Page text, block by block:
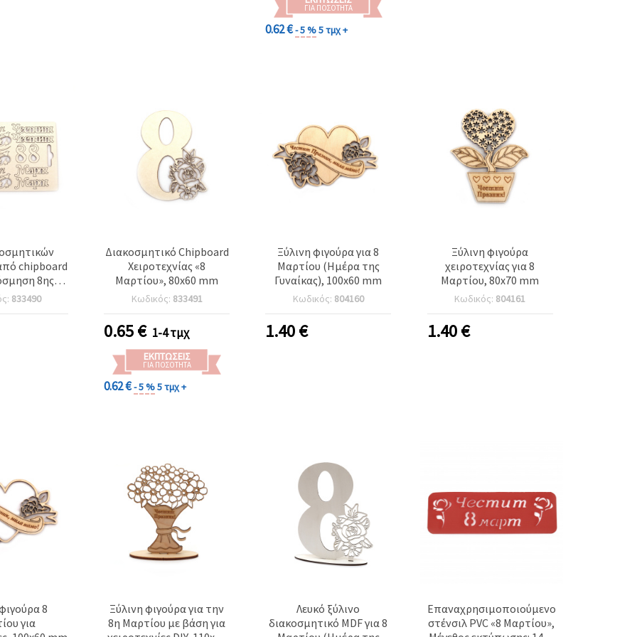
ΓΙΑ ΠΟΣΌΤΗΤΑ
0.62 €- 5 %5 τμχ +
chipboard
8ης
833490
Διακοσμητικό Chipboard
Χειροτεχνίας «8
Μαρτίου», 80x60 mm
Κωδικός: 833491
0.65€ 1-4 τμχ
ΕΚΠΤΏΣΕΙΣ
ΓΙΑ ΠΟΣΌΤΗΤΑ
0.62 €- 5 %5 τμχ +
Ξύλινη φιγούρα για 8
Μαρτίου (Ημέρα της
Γυναίκας), 100x60 mm
Κωδικός: 804160
1.40€
Ξύλινη φιγούρα
χειροτεχνίας για 8
Μαρτίου, 80x70 mm
Κωδικός: 804161
1.40€
8
για
Ξύλινη φιγούρα για την
8η Μαρτίου με βάση για
Λευκό ξύλινο
διακοσμητικό MDF για 8
Επαναχρησιμοποιούμενο
στένσιλ PVC «8 Μαρτίου»,